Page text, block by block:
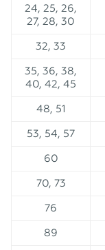
24, 25, 26,
27, 28, 30
32, 33
35, 36, 38,
40, 42, 45
48, 51
53, 54, 57
60
70, 73
76
89